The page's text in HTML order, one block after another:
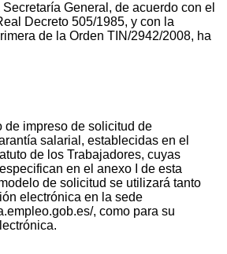
General, de acuerdo con el
Decreto 505/1985, y con la
de la Orden TIN/2942/2008, ha
de impreso de solicitud de
salarial, establecidas en el
de los Trabajadores, cuyas
en el anexo I de esta
de solicitud se utilizará tanto
electrónica en la sede
, como para su